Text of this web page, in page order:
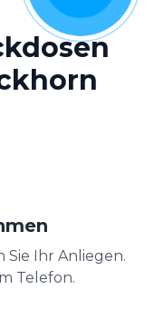
Sie Ihr Anliegen.
Telefon.